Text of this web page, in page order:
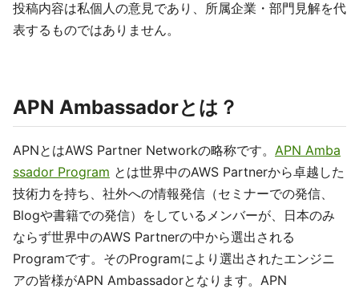
投稿内容は私個人の意見であり、所属企業・部門見解を代
表するものではありません。
APN Ambassadorとは？
APNとはAWS Partner Networkの略称です。 APN Amba
ssador Program とは世界中のAWS Partnerから卓越した
技術力を持ち、社外への情報発信（セミナーでの発信、
Blogや書籍での発信）をしているメンバーが、日本のみ
ならず世界中のAWS Partnerの中から選出される
Programです。そのProgramにより選出されたエンジニ
アの皆様がAPN Ambassadorとなります。APN